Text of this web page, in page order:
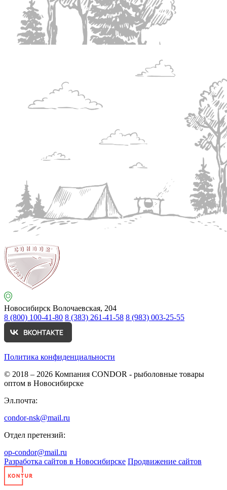
Новосибирск Волочаевская, 204
8 (800) 100-41-80 8 (383) 261-41-58 8 (983) 003-25-55
Политика конфиденциальности
© 2018 – 2026 Компания CONDOR - рыболовные товары
оптом в Новосибирске
Эл.почта:
condor-nsk@mail.ru
Отдел претензий:
op-condor@mail.ru
Разработка сайтов в Новосибирске Продвижение сайтов